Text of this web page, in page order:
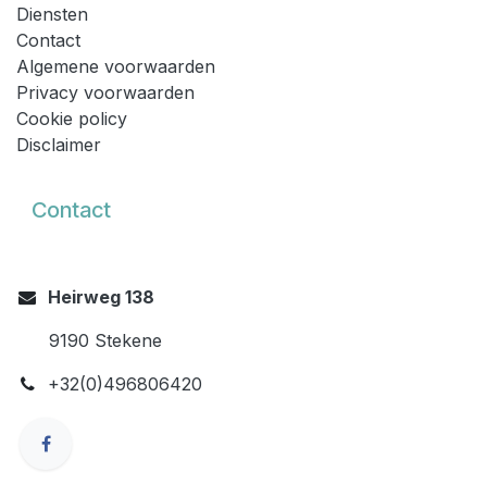
Diensten
Contact
Algemene voorwaarden
Privacy voorwaarden
Cookie policy
Disclaimer
Contact
Heirweg 138
9190 Stekene​
+32(0)496806420​​